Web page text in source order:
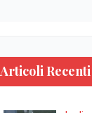
Articoli Recenti